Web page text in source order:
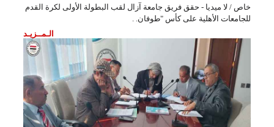
خاص / لا ميديا - حقق فريق جامعة آزال لقب البطولة الأولى لكرة القدم
للجامعات الأهلية على ‏كأس "طوفان. .
الـمــزيـد